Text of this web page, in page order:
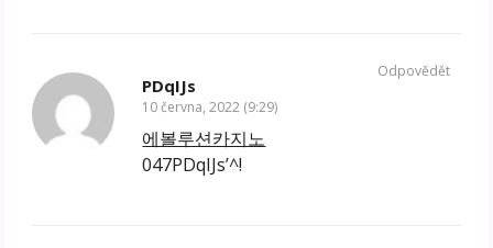
PDqIJs
10 června, 2022 (9:29)
에볼루션카지노
047PDqIJs’^!
Odpovědět